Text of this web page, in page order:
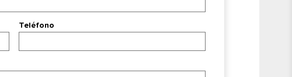
Teléfono